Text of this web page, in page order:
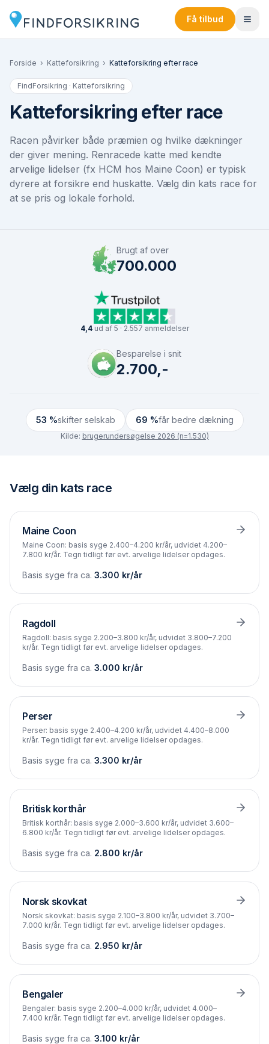
Få tilbud
Forside › Katteforsikring › Katteforsikring efter race
FindForsikring · Katteforsikring
Katteforsikring efter race
Racen påvirker både præmien og hvilke dækninger
der giver mening. Renracede katte med kendte
arvelige lidelser (fx HCM hos Maine Coon) er typisk
dyrere at forsikre end huskatte. Vælg din kats race for
at se pris og lokale forhold.
Brugt af over
700.000
4,4ud af 5 · 2.557 anmeldelser
Besparelse i snit
2.700,-
53 %skifter selskab 69 %får bedre dækning
Kilde: brugerundersøgelse 2026 (n=1.530)
Vælg din kats race
Maine Coon
Maine Coon: basis syge 2.400–4.200 kr/år, udvidet 4.200–
7.800 kr/år. Tegn tidligt før evt. arvelige lidelser opdages.
Basis syge fra ca. 3.300 kr/år
Ragdoll
Ragdoll: basis syge 2.200–3.800 kr/år, udvidet 3.800–7.200
kr/år. Tegn tidligt før evt. arvelige lidelser opdages.
Basis syge fra ca. 3.000 kr/år
Perser
Perser: basis syge 2.400–4.200 kr/år, udvidet 4.400–8.000
kr/år. Tegn tidligt før evt. arvelige lidelser opdages.
Basis syge fra ca. 3.300 kr/år
Britisk korthår
Britisk korthår: basis syge 2.000–3.600 kr/år, udvidet 3.600–
6.800 kr/år. Tegn tidligt før evt. arvelige lidelser opdages.
Basis syge fra ca. 2.800 kr/år
Norsk skovkat
Norsk skovkat: basis syge 2.100–3.800 kr/år, udvidet 3.700–
7.000 kr/år. Tegn tidligt før evt. arvelige lidelser opdages.
Basis syge fra ca. 2.950 kr/år
Bengaler
Bengaler: basis syge 2.200–4.000 kr/år, udvidet 4.000–
7.400 kr/år. Tegn tidligt før evt. arvelige lidelser opdages.
Basis syge fra ca. 3.100 kr/år